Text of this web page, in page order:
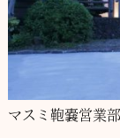
マスミ鞄嚢営業